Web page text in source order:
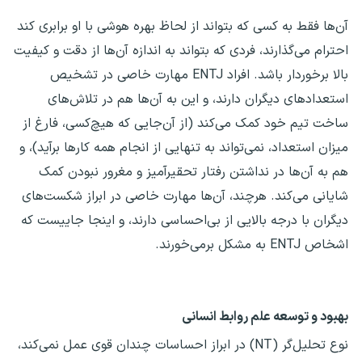
آن‌ها فقط به کسی که بتواند از لحاظ بهره هوشی با او برابری کند
احترام می‌گذارند، فردی که بتواند به اندازه آن‌ها از دقت و کیفیت
بالا برخوردار باشد. افراد ENTJ مهارت خاصی در تشخیص
استعدادهای دیگران دارند، و این به آن‌ها هم در تلاش‌های
ساخت تیم خود کمک می‌کند (از آن‌جایی که هیچ‌کسی، فارغ از
میزان استعداد، نمی‌تواند به تنهایی از انجام همه کارها برآید)، و
هم به آن‌ها در نداشتن رفتار تحقیرآمیز و مغرور نبودن کمک
شایانی می‌کند. هرچند، آن‌ها مهارت خاصی در ابراز شکست‌های
دیگران با درجه بالایی از بی‌احساسی دارند، و اینجا جاییست که
اشخاص ENTJ به مشکل برمی‌خورند.
بهبود و توسعه علم روابط انسانی
نوع تحلیل‌گر (NT) در ابراز احساسات چندان قوی عمل نمی‌کند،